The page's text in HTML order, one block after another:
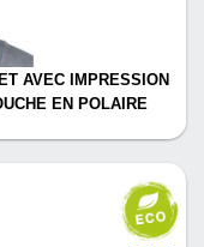
AVEC IMPRESSION
EN POLAIRE